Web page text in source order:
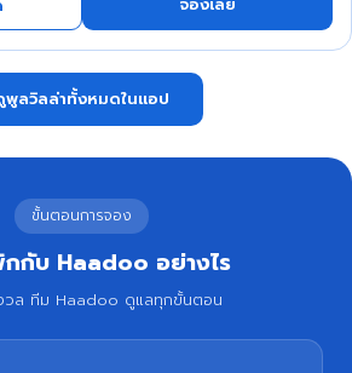
พูลวิลล่าทั้งหมดในแอป
ขั้นตอนการจอง
กับ Haadoo อย่างไร
วล ทีม Haadoo ดูแลทุกขั้นตอน